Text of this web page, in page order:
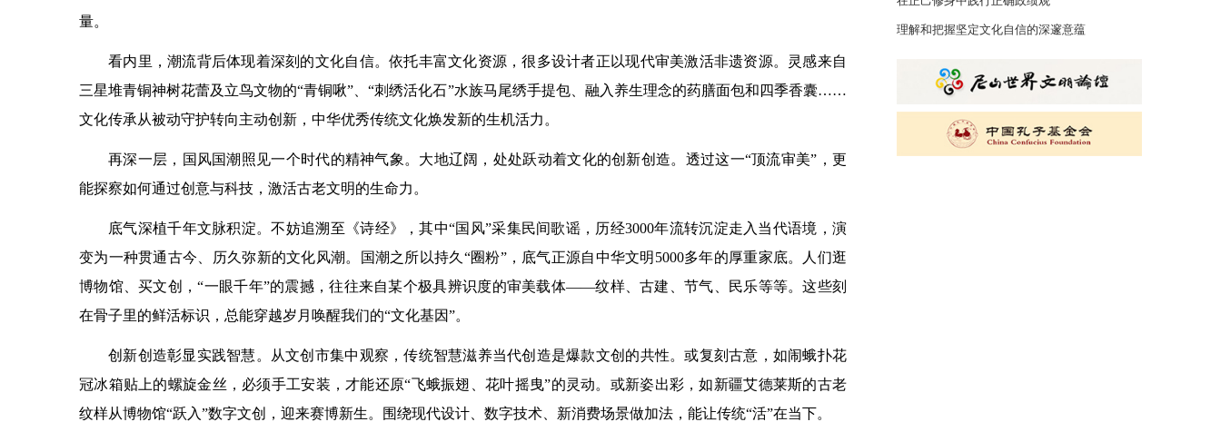
量。
看内里，潮流背后体现着深刻的文化自信。依托丰富文化资源，很多设计者正以现代审美激活非遗资源。灵感来自
三星堆青铜神树花蕾及立鸟文物的“青铜啾”、“刺绣活化石”水族马尾绣手提包、融入养生理念的药膳面包和四季香囊……
文化传承从被动守护转向主动创新，中华优秀传统文化焕发新的生机活力。
再深一层，国风国潮照见一个时代的精神气象。大地辽阔，处处跃动着文化的创新创造。透过这一“顶流审美”，更
能探察如何通过创意与科技，激活古老文明的生命力。
底气深植千年文脉积淀。不妨追溯至《诗经》，其中“国风”采集民间歌谣，历经3000年流转沉淀走入当代语境，演
变为一种贯通古今、历久弥新的文化风潮。国潮之所以持久“圈粉”，底气正源自中华文明5000多年的厚重家底。人们逛
博物馆、买文创，“一眼千年”的震撼，往往来自某个极具辨识度的审美载体——纹样、古建、节气、民乐等等。这些刻
在骨子里的鲜活标识，总能穿越岁月唤醒我们的“文化基因”。
创新创造彰显实践智慧。从文创市集中观察，传统智慧滋养当代创造是爆款文创的共性。或复刻古意，如闹蛾扑花
冠冰箱贴上的螺旋金丝，必须手工安装，才能还原“飞蛾振翅、花叶摇曳”的灵动。或新姿出彩，如新疆艾德莱斯的古老
纹样从博物馆“跃入”数字文创，迎来赛博新生。围绕现代设计、数字技术、新消费场景做加法，能让传统“活”在当下。
理解和把握坚定文化自信的深邃意蕴